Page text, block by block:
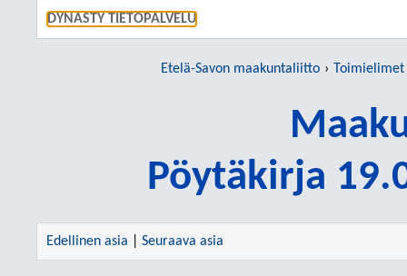
DYNASTY TIETOPALVELU
Etelä-Savon maakuntaliitto Toimielimet
Pöytäkirja
Edellinen asia Seuraava asia